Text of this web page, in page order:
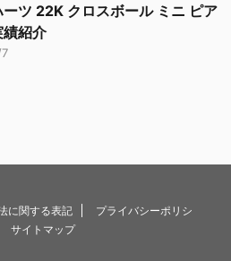
ーツ 22K クロスボール ミニ ピア
績紹介
に関する表記
プライバシーポリシ
サイトマップ